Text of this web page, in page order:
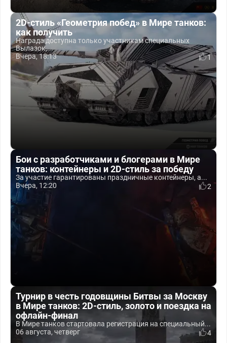
2D-стиль «Геометрия побед» в Мире танков:
как получить
Награда доступна только участникам специальных
Вылазок,...
Вчера, 18:13
1
Бои с разработчиками и блогерами в Мире
танков: контейнеры и 2D-стиль за победу
За участие гарантированы праздничные контейнеры, а...
Вчера, 12:20
2
Турнир в честь годовщины Битвы за Москву
в Мире танков: 2D-стиль, золото и поездка на
офлайн-финал
В Мире танков стартовала регистрация на специальный...
06 августа, четверг
4